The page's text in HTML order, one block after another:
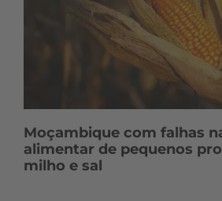
Moçambique com falhas
alimentar de pequenos
milho e sal